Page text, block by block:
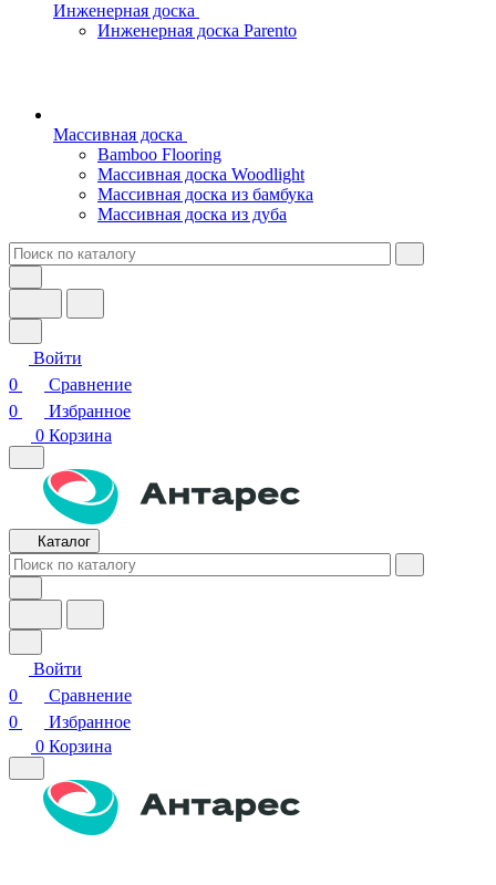
Инженерная доска
Инженерная доска Parento
Массивная доска
Bamboo Flooring
Массивная доска Woodlight
Массивная доска из бамбука
Массивная доска из дуба
Войти
0
Сравнение
0
Избранное
0 Корзина
Каталог
Войти
0
Сравнение
0
Избранное
0 Корзина